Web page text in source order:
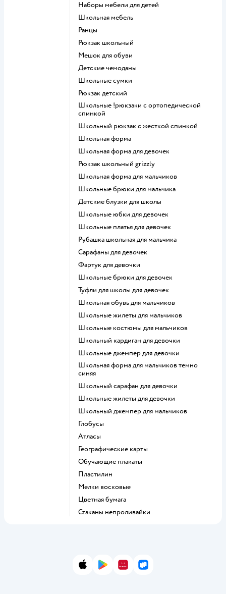
Наборы мебели для детей
Школьная мебель
Ранцы
Рюкзак школьный
Мешок для обуви
Детские чемоданы
Школьные сумки
Рюкзак детский
Школьные !рюкзаки с ортопедической
спинкой
Школьный рюкзак с жесткой спинкой
Школьная форма
Школьная форма для девочек
Рюкзак школьный grizzly
Школьная форма для мальчиков
Школьные брюки для мальчика
Детские блузки для школы
Школьные юбки для девочек
Школьные платья для девочек
Рубашка школьная для мальчика
Сарафаны для девочек
Фартук для девочки
Школьные брюки для девочек
Туфли для школы для девочек
Школьная обувь для мальчиков
Школьные жилеты для мальчиков
Школьные костюмы для мальчиков
Школьный кардиган для девочки
Школьные джемпер для девочки
Школьная форма для мальчиков темно
синяя
Школьный сарафан для девочки
Школьные жилеты для девочки
Школьный джемпер для мальчиков
Глобусы
Атласы
Географические карты
Обучающие плакаты
Пластилин
Мелки восковые
Цветная бумага
Стаканы непроливайки
App StoreGoogle Play
AppGallery
RuStore